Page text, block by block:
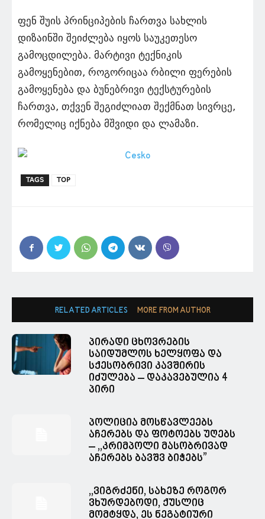
ფენ შუის პრინციპების ჩართვა სახლის
დიზაინში შეიძლება იყოს საუკეთესო
გამოცდილება. მარტივი ტექნიკის
გამოყენებით, როგორიცაა რბილი ფერების
გამოყენება და ბუნებრივი ტექსტურების
ჩართვა, თქვენ შეგიძლიათ შექმნათ სივრცე,
რომელიც იქნება მშვიდი და ლამაზი.
TAGS TOP
RELATED ARTICLES MORE FROM AUTHOR
პირადი ცხოვრების
საიდუმლოს ხელყოფა და
სქესობრივი კავშირის
იძულება – დაკავებულია 4
პირი
პოლიცია მოსწავლეებს
აჩერებს და ფოტოებს უღებს
– ,,კრიმპოლი მასობრივად
აჩერებს ბავშვ ბიჭებს”
,,ვიგრძენი, სახეზე როგორ
ვხურდებოდი, ქუსლიც
მომტყდა, ეს ნეგატიური